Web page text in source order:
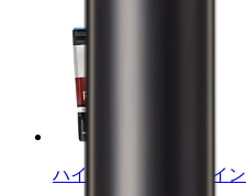
ハイブリットプロテイン